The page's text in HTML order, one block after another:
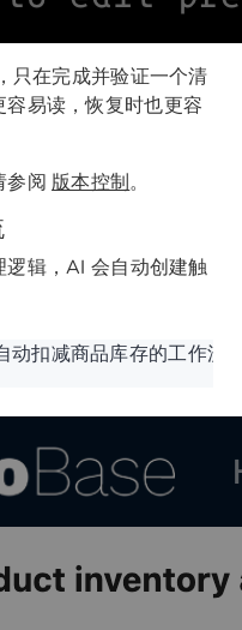
只在完成并验证一个清
易读，恢复时也更容
参阅版本控制。
辑，AI 会自动创建触
扣减商品库存的工作流